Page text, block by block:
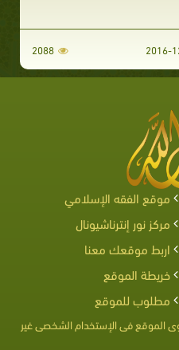
2088
موقع الفقه الإسلامي
مركز نور إنترناشيونال
اربط موقعك معنا
خريطة الموقع
مطلوب للموقع
الموقع فى الإستخدام الشخصى غير